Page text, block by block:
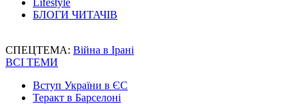
Lifestyle
БЛОГИ ЧИТАЧІВ
СПЕЦТЕМА: Війна в Ірані
ВСІ ТЕМИ
Вступ України в ЄС
Теракт в Барселоні